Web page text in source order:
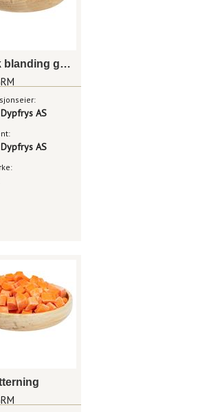
Norsk blanding grovkutt
AS
AS